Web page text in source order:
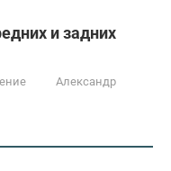
и задних
Александр